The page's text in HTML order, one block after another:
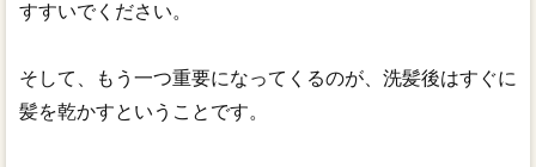
すすいでください。
そして、もう一つ重要になってくるのが、洗髪後はすぐに
髪を乾かすということです。